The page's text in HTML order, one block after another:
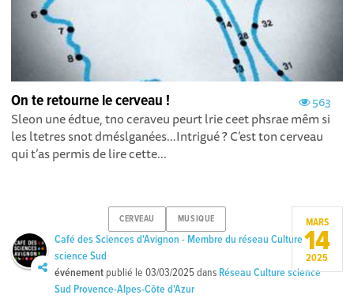
563
On te retourne le cerveau !
Sleon une édtue, tno ceraveu peurt lrie ceet phsrae mêm si
les ltetres snot dméslganées…Intrigué ? C’est ton cerveau
qui t’as permis de lire cette...
CERVEAU MUSIQUE
Café des Sciences d'Avignon - Membre du réseau Culture
science Sud
événement publié le03/03/2025dans Réseau Culture science
Sud Provence-Alpes-Côte d'Azur
MARS
14
2025